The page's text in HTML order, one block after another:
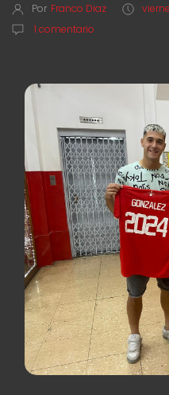
Por Franco Diaz
1 comentario